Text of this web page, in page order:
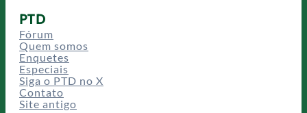
PTD
Fórum
Quem somos
Enquetes
Especiais
Siga o PTD no X
Contato
Site antigo